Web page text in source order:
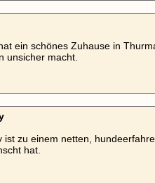
ein schönes Zuhause in
unsicher macht.
ist zu einem netten,
hat.